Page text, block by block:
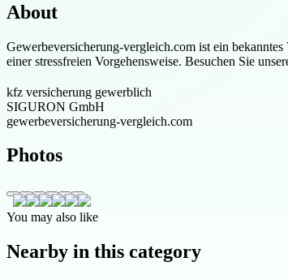
About
Gewerbeversicherung-vergleich.com ist ein
einer stressfreien Vorgehensweise. Besuchen Sie
kfz versicherung gewerblich
SIGURON GmbH
gewerbeversicherung-vergleich.com
Photos
You may also like
Nearby in this category